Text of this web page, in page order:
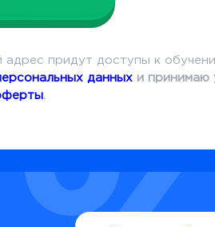
адрес придут доступы к
данныхи принимаю
.